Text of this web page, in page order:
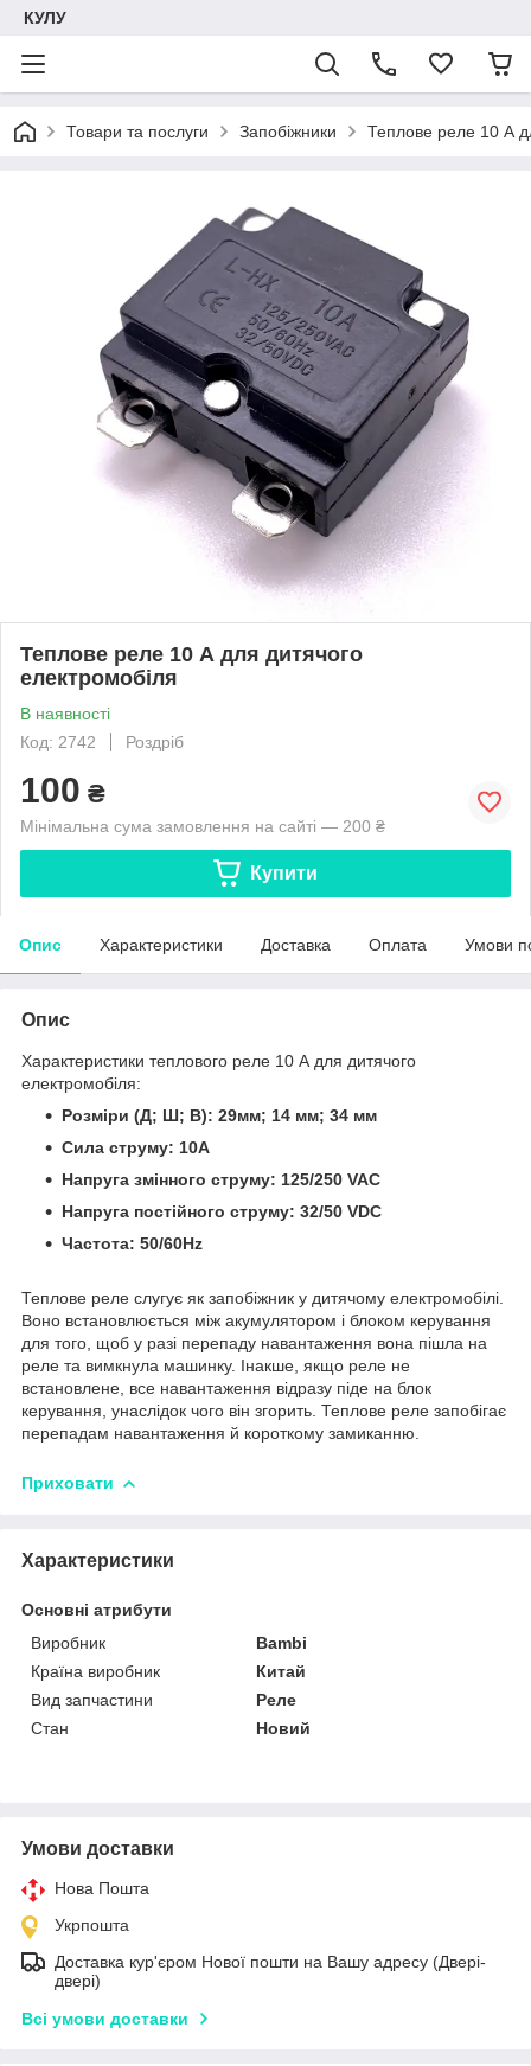
КУЛУ
Товари та послуги Запобіжники Теплове реле 10 А
Теплове реле 10 А для дитячого
електромобіля
В наявності
Код: 2742
Роздріб
100 ₴
Мінімальна сума замовлення на сайті — 200 ₴
Купити
Опис Характеристики Доставка Оплата Умови
Опис
Характеристики теплового реле 10 А для дитячого
електромобіля:
Розміри (Д; Ш; В): 29мм; 14 мм; 34 мм
Сила струму: 10А
Напруга змінного струму: 125/250 VAC
Напруга постійного струму: 32/50 VDC
Частота: 50/60Hz
Теплове реле слугує як запобіжник у дитячому електромобілі.
Воно встановлюється між акумулятором і блоком керування
для того, щоб у разі перепаду навантаження вона пішла на
реле та вимкнула машинку. Інакше, якщо реле не
встановлене, все навантаження відразу піде на блок
керування, унаслідок чого він згорить. Теплове реле запобігає
перепадам навантаження й короткому замиканню.
Приховати
Характеристики
Основні атрибути
Виробник
Bambi
Країна виробник
Китай
Вид запчастини
Реле
Стан
Новий
Умови доставки
Нова Пошта
Укрпошта
Доставка кур'єром Нової пошти на Вашу адресу (Двері-
двері)
Всі умови доставки